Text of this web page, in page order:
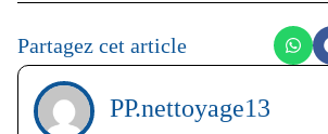
Partagez cet article
PP.nettoyage13